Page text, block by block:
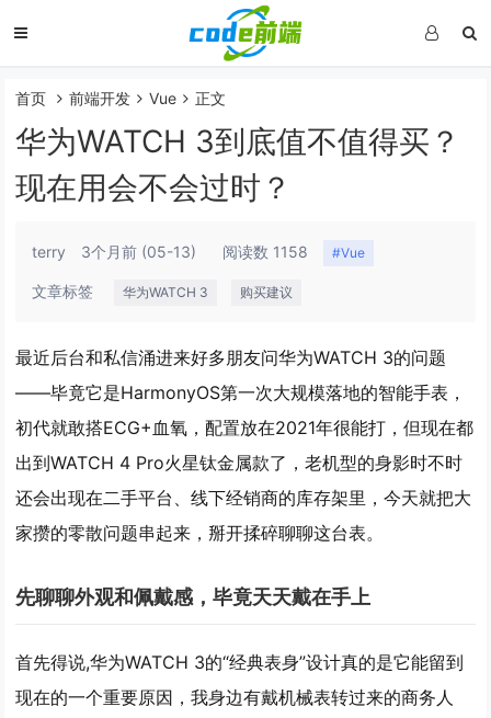
首页 前端开发 Vue 正文
华为WATCH 3到底值不值得买？
现在用会不会过时？
terry 3个月前 (05-13) 阅读数 1158 #Vue
文章标签 华为WATCH 3 购买建议
最近后台和私信涌进来好多朋友问华为WATCH 3的问题
——毕竟它是HarmonyOS第一次大规模落地的智能手表，
初代就敢搭ECG+血氧，配置放在2021年很能打，但现在都
出到WATCH 4 Pro火星钛金属款了，老机型的身影时不时
还会出现在二手平台、线下经销商的库存架里，今天就把大
家攒的零散问题串起来，掰开揉碎聊聊这台表。
先聊聊外观和佩戴感，毕竟天天戴在手上
首先得说,华为WATCH 3的“经典表身”设计真的是它能留到
现在的一个重要原因，我身边有戴机械表转过来的商务人